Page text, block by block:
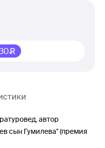
автор
сын Гумилева" (премия